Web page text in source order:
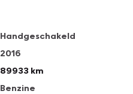
Handgeschakeld
2016
89933 km
Benzine